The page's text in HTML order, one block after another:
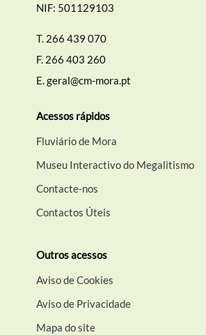
NIF: 501129103
T. 266 439 070
F. 266 403 260
E.geral@cm-mora.pt
Acessos rápidos
Fluviário de Mora
Museu Interactivo do Megalitismo
Contacte-nos
Contactos Úteis
Outros acessos
Aviso de Cookies
Aviso de Privacidade
Mapa do site